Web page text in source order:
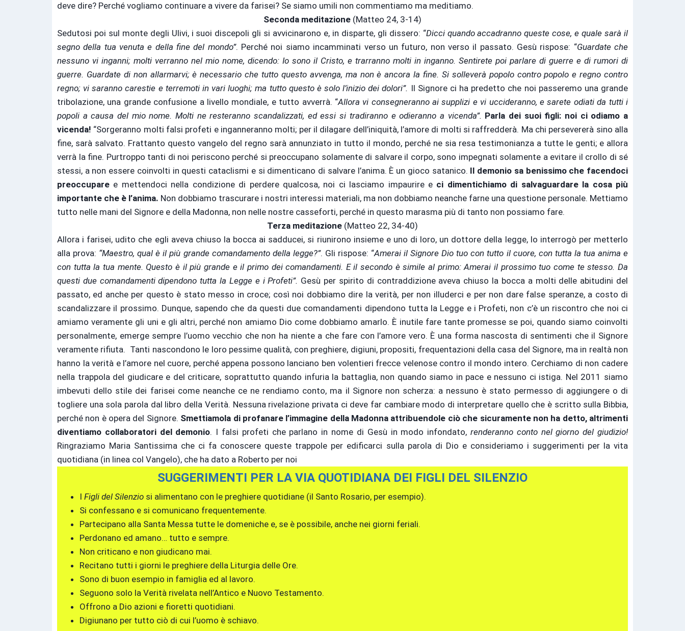
deve dire? Perché vogliamo continuare a vivere da farisei? Se siamo umili non commentiamo ma meditiamo.
Seconda meditazione (Matteo 24, 3-14)
Sedutosi poi sul monte degli Ulivi, i suoi discepoli gli si avvicinarono e, in disparte, gli dissero: “Dicci quando accadranno queste cose, e quale sarà il
segno della tua venuta e della fine del mondo”. Perché noi siamo incamminati verso un futuro, non verso il passato. Gesù rispose: “Guardate che
nessuno vi inganni; molti verranno nel mio nome, dicendo: Io sono il Cristo, e trarranno molti in inganno. Sentirete poi parlare di guerre e di rumori di
guerre. Guardate di non allarmarvi; è necessario che tutto questo avvenga, ma non è ancora la fine. Si solleverà popolo contro popolo e regno contro
regno; vi saranno carestie e terremoti in vari luoghi; ma tutto questo è solo l’inizio dei dolori”. Il Signore ci ha predetto che noi passeremo una grande
tribolazione, una grande confusione a livello mondiale, e tutto avverrà. “Allora vi consegneranno ai supplizi e vi uccideranno, e sarete odiati da tutti i
popoli a causa del mio nome. Molti ne resteranno scandalizzati, ed essi si tradiranno e odieranno a vicenda”. Parla dei suoi figli: noi ci odiamo a
vicenda! “Sorgeranno molti falsi profeti e inganneranno molti; per il dilagare dell’iniquità, l’amore di molti si raffredderà. Ma chi persevererà sino alla
fine, sarà salvato. Frattanto questo vangelo del regno sarà annunziato in tutto il mondo, perché ne sia resa testimonianza a tutte le genti; e allora
verrà la fine. Purtroppo tanti di noi periscono perché si preoccupano solamente di salvare il corpo, sono impegnati solamente a evitare il crollo di sé
stessi, a non essere coinvolti in questi cataclismi e si dimenticano di salvare l’anima. È un gioco satanico. Il demonio sa benissimo che facendoci
preoccupare e mettendoci nella condizione di perdere qualcosa, noi ci lasciamo impaurire e ci dimentichiamo di salvaguardare la cosa più
importante che è l’anima. Non dobbiamo trascurare i nostri interessi materiali, ma non dobbiamo neanche farne una questione personale. Mettiamo
tutto nelle mani del Signore e della Madonna, non nelle nostre casseforti, perché in questo marasma più di tanto non possiamo fare.
Terza meditazione (Matteo 22, 34-40)
Allora i farisei, udito che egli aveva chiuso la bocca ai sadducei, si riunirono insieme e uno di loro, un dottore della legge, lo interrogò per metterlo
alla prova: “Maestro, qual è il più grande comandamento della legge?”. Gli rispose: “Amerai il Signore Dio tuo con tutto il cuore, con tutta la tua anima e
con tutta la tua mente. Questo è il più grande e il primo dei comandamenti. E il secondo è simile al primo: Amerai il prossimo tuo come te stesso. Da
questi due comandamenti dipendono tutta la Legge e i Profeti”. Gesù per spirito di contraddizione aveva chiuso la bocca a molti delle abitudini del
passato, ed anche per questo è stato messo in croce; così noi dobbiamo dire la verità, per non illuderci e per non dare false speranze, a costo di
scandalizzare il prossimo. Dunque, sapendo che da questi due comandamenti dipendono tutta la Legge e i Profeti, non c’è un riscontro che noi ci
amiamo veramente gli uni e gli altri, perché non amiamo Dio come dobbiamo amarlo. È inutile fare tante promesse se poi, quando siamo coinvolti
personalmente, emerge sempre l’uomo vecchio che non ha niente a che fare con l’amore vero. È una forma nascosta di sentimenti che il Signore
veramente rifiuta. Tanti nascondono le loro pessime qualità, con preghiere, digiuni, propositi, frequentazioni della casa del Signore, ma in realtà non
hanno la verità e l’amore nel cuore, perché appena possono lanciano ben volentieri frecce velenose contro il mondo intero. Cerchiamo di non cadere
nella trappola del giudicare e del criticare, soprattutto quando infuria la battaglia, non quando siamo in pace e nessuno ci istiga. Nel 2011 siamo
imbevuti dello stile dei farisei come neanche ce ne rendiamo conto, ma il Signore non scherza: a nessuno è stato permesso di aggiungere o di
togliere una sola parola dal libro della Verità. Nessuna rivelazione privata ci deve far cambiare modo di interpretare quello che è scritto sulla Bibbia,
perché non è opera del Signore. Smettiamola di profanare l’immagine della Madonna attribuendole ciò che sicuramente non ha detto, altrimenti
diventiamo collaboratori del demonio. I falsi profeti che parlano in nome di Gesù in modo infondato, renderanno conto nel giorno del giudizio!
Ringraziamo Maria Santissima che ci fa conoscere queste trappole per edificarci sulla parola di Dio e consideriamo i suggerimenti per la vita
quotidiana (in linea col Vangelo), che ha dato a Roberto per noi
SUGGERIMENTI PER LA VIA QUOTIDIANA DEI FIGLI DEL SILENZIO
I Figli del Silenzio si alimentano con le preghiere quotidiane (il Santo Rosario, per esempio).
Si confessano e si comunicano frequentemente.
Partecipano alla Santa Messa tutte le domeniche e, se è possibile, anche nei giorni feriali.
Perdonano ed amano… tutto e sempre.
Non criticano e non giudicano mai.
Recitano tutti i giorni le preghiere della Liturgia delle Ore.
Sono di buon esempio in famiglia ed al lavoro.
Seguono solo la Verità rivelata nell’Antico e Nuovo Testamento.
Offrono a Dio azioni e fioretti quotidiani.
Digiunano per tutto ciò di cui l’uomo è schiavo.